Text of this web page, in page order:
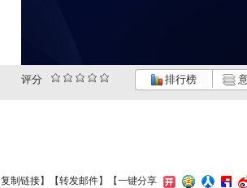
评分 排行榜
复制链接】【转发邮件】 【一键分享